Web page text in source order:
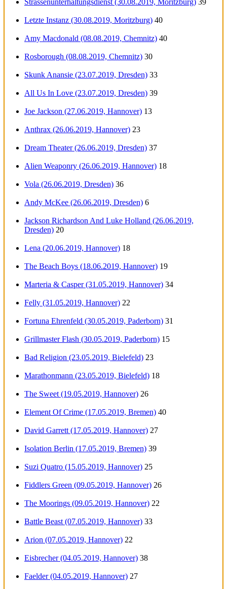
Letzte Instanz (30.08.2019, Moritzburg) 40
Amy Macdonald (08.08.2019, Chemnitz) 40
Rosborough (08.08.2019, Chemnitz) 30
Skunk Anansie (23.07.2019, Dresden) 33
All Us In Love (23.07.2019, Dresden) 39
Joe Jackson (27.06.2019, Hannover) 13
Anthrax (26.06.2019, Hannover) 23
Dream Theater (26.06.2019, Dresden) 37
Alien Weaponry (26.06.2019, Hannover) 18
Vola (26.06.2019, Dresden) 36
Andy McKee (26.06.2019, Dresden) 6
Jackson Richardson And Luke Holland (26.06.2019,
Dresden) 20
Lena (20.06.2019, Hannover) 18
The Beach Boys (18.06.2019, Hannover) 19
Marteria & Casper (31.05.2019, Hannover) 34
Felly (31.05.2019, Hannover) 22
Fortuna Ehrenfeld (30.05.2019, Paderborn) 31
Grillmaster Flash (30.05.2019, Paderborn) 15
Bad Religion (23.05.2019, Bielefeld) 23
Marathonmann (23.05.2019, Bielefeld) 18
The Sweet (19.05.2019, Hannover) 26
Element Of Crime (17.05.2019, Bremen) 40
David Garrett (17.05.2019, Hannover) 27
Isolation Berlin (17.05.2019, Bremen) 39
Suzi Quatro (15.05.2019, Hannover) 25
Fiddlers Green (09.05.2019, Hannover) 26
The Moorings (09.05.2019, Hannover) 22
Battle Beast (07.05.2019, Hannover) 33
Arion (07.05.2019, Hannover) 22
Eisbrecher (04.05.2019, Hannover) 38
Faelder (04.05.2019, Hannover) 27